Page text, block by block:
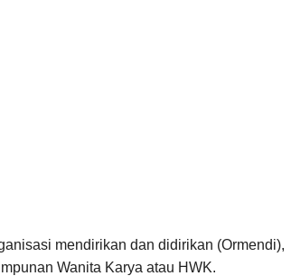
mendirikan dan didirikan (Ormendi),
Wanita Karya atau HWK.